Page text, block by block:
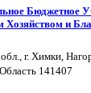
Бюджетное
и
г. Химки,
141407